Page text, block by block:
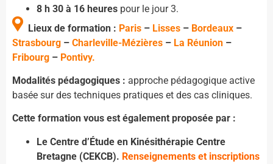
8 h 30 à 16 heures pour le jour 3.
Lieux de formation : Paris – Lisses – Bordeaux –
Strasbourg – Charleville-Mézières – La Réunion –
Fribourg – Pontivy.
Modalités pédagogiques : approche pédagogique active
basée sur des techniques pratiques et des cas cliniques.
Cette formation vous est également proposée par :
Le Centre d’Étude en Kinésithérapie Centre
Bretagne (CEKCB). Renseignements et inscriptions